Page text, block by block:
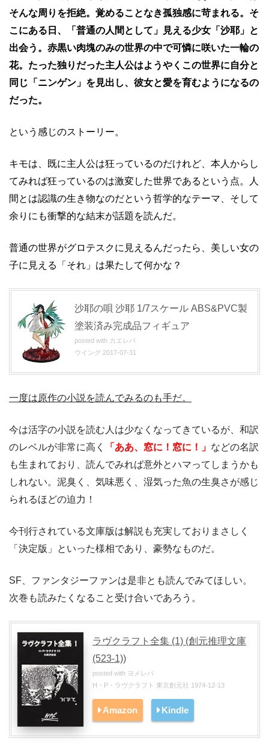
そんな周りを拒絶。覚めることなき孤独感に苛まれる。そ
こにある日、「普通の人間として」見える少女「沙耶」と
出会う。赤黒い肉塊のみの世界の中で可憐に咲いた一輪の
花。たった独りだった主人公はようやくこの世界に自分と
同じ「ニンゲン」を見出し、彼女と愛を育むようになるの
だった。
という感じのストーリー。
キモは、既に主人公は狂っているのだけれど、本人からし
てみれば狂っているのは激変した世界であるという点。人
間とは認識の生き物なのだという哲学的なテーマ、そして
余りにも衝撃的な結末が話題を読んだ。
普通の世界がグロテスクに見えるんだったら、美しい女の
子に見える「それ」は果たして何かな？
沙耶の唄 沙耶 1/7スケール ABS&PVC製
塗装済み完成品フィギュア
posted with カエレバ
ウイング 2017-07-31
一度は原作の小説を読んでみるのも手だ。
今は活字の小説を読む人は少なくなってきているが、和訳
のレベルが非常に高く
「ああ、窓に！窓に！」 などの名訳
も生まれており、読んでみれば意外とハマってしまうかも
しれない。泥臭く、気味悪く、湿気った魚の生臭さが感じ
られるほどの迫力！
今刊行されている文庫版は解説も充実しておりまさしく
「決定版」といった様相であり、豪勢なものだ。
SF、ファンタジーファンは是非とも読んでみてほしい。
次巻も読みたくなること受け合いであろう。
ラヴクラフト全集 (1) (創元推理文庫
(523‐1))
posted with ヨメレバ
H・P・ラヴクラフト 東京創元社 1974-12-13
Amazon Kindle